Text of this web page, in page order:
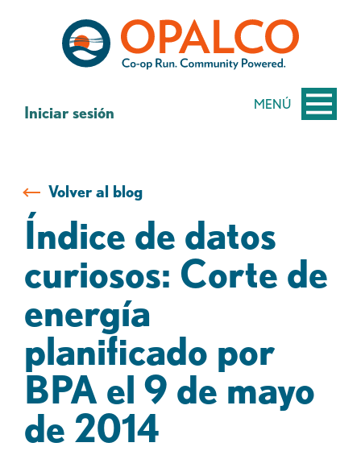
contenido
MENÚ
Iniciar sesión
Volver al blog
Índice de datos
curiosos: Corte de
energía
planificado por
BPA el 9 de mayo
de 2014